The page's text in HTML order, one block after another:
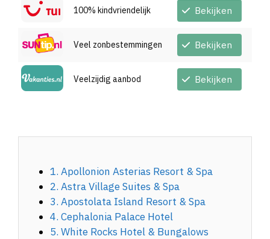
100% kindvriendelijk Bekijken
Veel zonbestemmingen Bekijken
Veelzijdig aanbod Bekijken
1. Apollonion Asterias Resort & Spa
2. Astra Village Suites & Spa
3. Apostolata Island Resort & Spa
4. Cephalonia Palace Hotel
5. White Rocks Hotel & Bungalows